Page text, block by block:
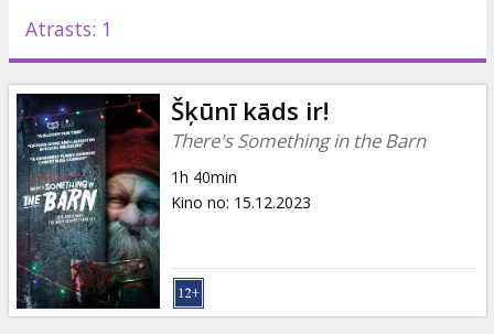
Pasākumi
Ziņas
Dāvanu
kartes
Uzkodas
Atrasts: 1
Šķūnī kāds ir!
There's Something in the Barn
1h 40min
Kino no: 15.12.2023